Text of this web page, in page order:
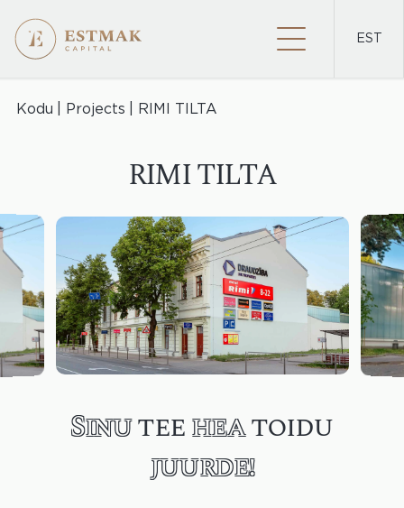
EST
Kodu Projects RIMI TILTA
RIMI TILTA
Sinuteeheatoidu
juurde!